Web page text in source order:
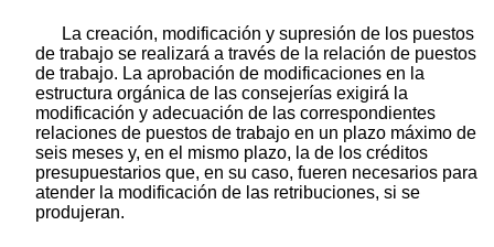
La creación, modificación y supresión de los puestos
de trabajo se realizará a través de la relación de puestos
de trabajo. La aprobación de modificaciones en la
estructura orgánica de las consejerías exigirá la
modificación y adecuación de las correspondientes
relaciones de puestos de trabajo en un plazo máximo de
seis meses y, en el mismo plazo, la de los créditos
presupuestarios que, en su caso, fueren necesarios para
atender la modificación de las retribuciones, si se
produjeran.